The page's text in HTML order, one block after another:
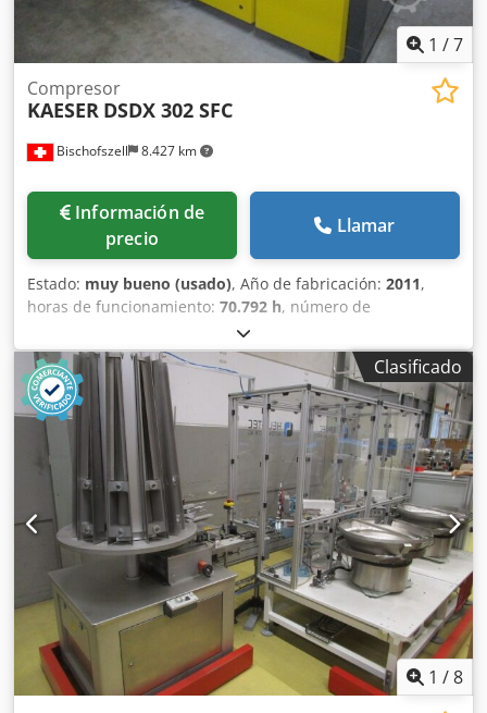
1 /7
Bischofszell 8.427 km
Compresor
KAESER DSDX 302 SFC
Información de
precio
Llamar
Estado: muy bueno (usado), Año de fabricación: 2011,
horas de funcionamiento: 70.792 h, número de
, N.º de artículo: DSDX.2C
Equipamiento / información adicional: Dcjdpsyhpppofx Ah
Sok El compresor es refrigerado por agua y dispone de
recuperación de calor. Potencia nominal: 160,0 kW
Velocidad del motor: 1500 rpm Presión máxima de
funcionamiento: 8,5 bar Temperatura ambiente: 3°C/45°C
Clasificado
1 /8